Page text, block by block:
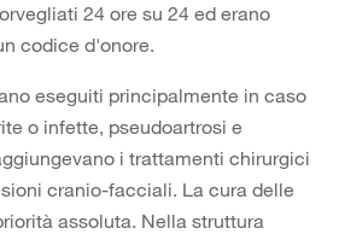
24 ore su 24 ed erano
codice d'onore.
eseguiti principalmente in caso
o infette, pseudoartrosi e
i trattamenti chirurgici
cranio-facciali. La cura delle
assoluta. Nella struttura